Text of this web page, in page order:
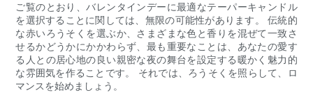
ご覧のとおり、バレンタインデーに最適なテーパーキャンドル
を選択することに関しては、無限の可能性があります。 伝統的
な赤いろうそくを選ぶか、さまざまな色と香りを混ぜて一致さ
せるかどうかにかかわらず、最も重要なことは、あなたの愛す
る人との居心地の良い親密な夜の舞台を設定する暖かく魅力的
な雰囲気を作ることです。 それでは、ろうそくを照らして、ロ
マンスを始めましょう。